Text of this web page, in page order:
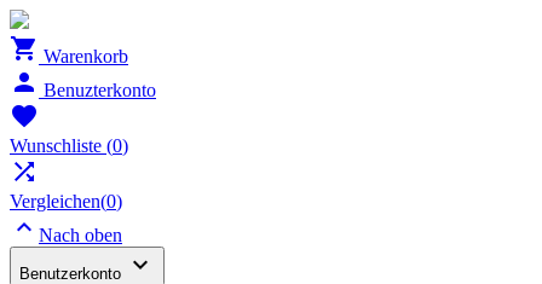
 Warenkorb
 Benuzterkonto

Wunschliste (0)

Vergleichen(0)
 Nach oben
Benutzerkonto 